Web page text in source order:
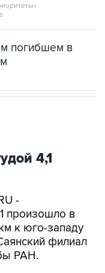
погибшем в
4,1
-
произошло в
к юго-западу
филиал
РАН.